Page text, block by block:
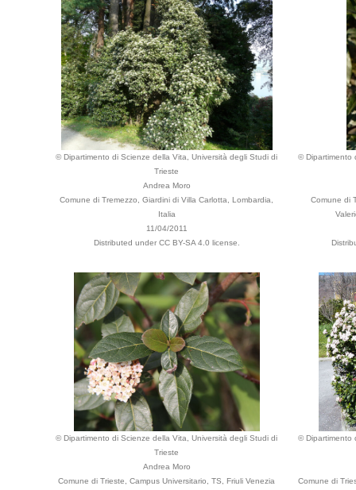
© Dipartimento di Scienze della Vita, Università degli Studi di
Trieste
Andrea Moro
Comune di Tremezzo, Giardini di Villa Carlotta, Lombardia,
Italia
11/04/2011
Distributed under CC BY-SA 4.0 license.
© Dipartimento
Comune di
© Dipartimento di Scienze della Vita, Università degli Studi di
Trieste
Andrea Moro
Comune di Trieste, Campus Universitario, TS, Friuli Venezia
© Dipartimento
Comune di